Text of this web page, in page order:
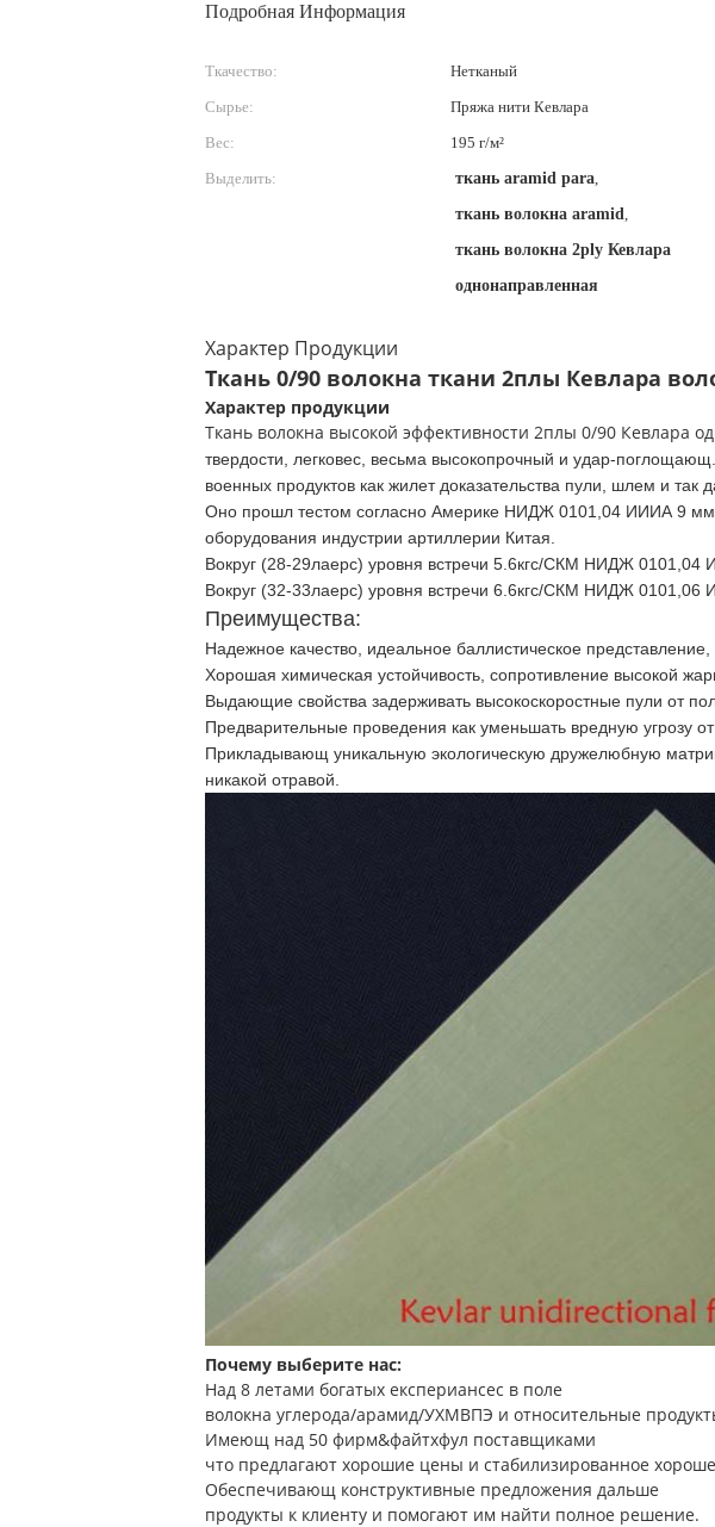
Подробная Информация
Ткачество: Нетканый
Сырье:
Пряжа нити Кевлара
Вес:
195 г/м²
Выделить:
ткань aramid para,
ткань волокна aramid,
ткань волокна 2ply Кевлара
однонаправленная
Характер Продукции
Ткань 0/90 волокна ткани 2плы Кевлара
Характер продукции
Ткань волокна высокой эффективности 2плы 0/90 Кевлара
твердости, легковес, весьма высокопрочный и удар-
военных продуктов как жилет доказательства пули, шлем и так
Оно прошл тестом согласно Америке НИДЖ 0101,04 ИИИА 9
оборудования индустрии артиллерии Китая.
Вокруг (28-29лаерс) уровня встречи 5.6кгс/СКМ НИДЖ
Вокруг (32-33лаерс) уровня встречи 6.6кгс/СКМ НИДЖ 0101,06
Преимущества:
Надежное качество, идеальное баллистическое
Хорошая химическая устойчивость, сопротивление высокой
Выдающие свойства задерживать высокоскоростные пули от
Предварительные проведения как уменьшать вредную угрозу
Прикладывающ уникальную экологическую дружелюбную
никакой отравой.
Почему выберите нас:
Над 8 летами богатых експериансес в поле
волокна углерода/арамид/УХМВПЭ и относительные
Имеющ над 50 фирм&файтхфул поставщиками
что предлагают хорошие цены и стабилизированное
Обеспечивающ конструктивные предложения дальше
продукты к клиенту и помогают им найти полное решение.